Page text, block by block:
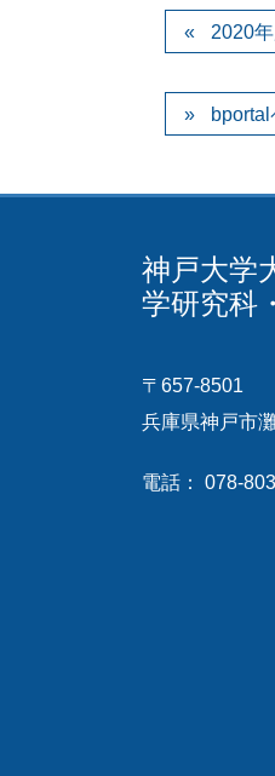
2020
神戸大学
学研究科
〒657-8501
兵庫県神戸市
電話： 078-